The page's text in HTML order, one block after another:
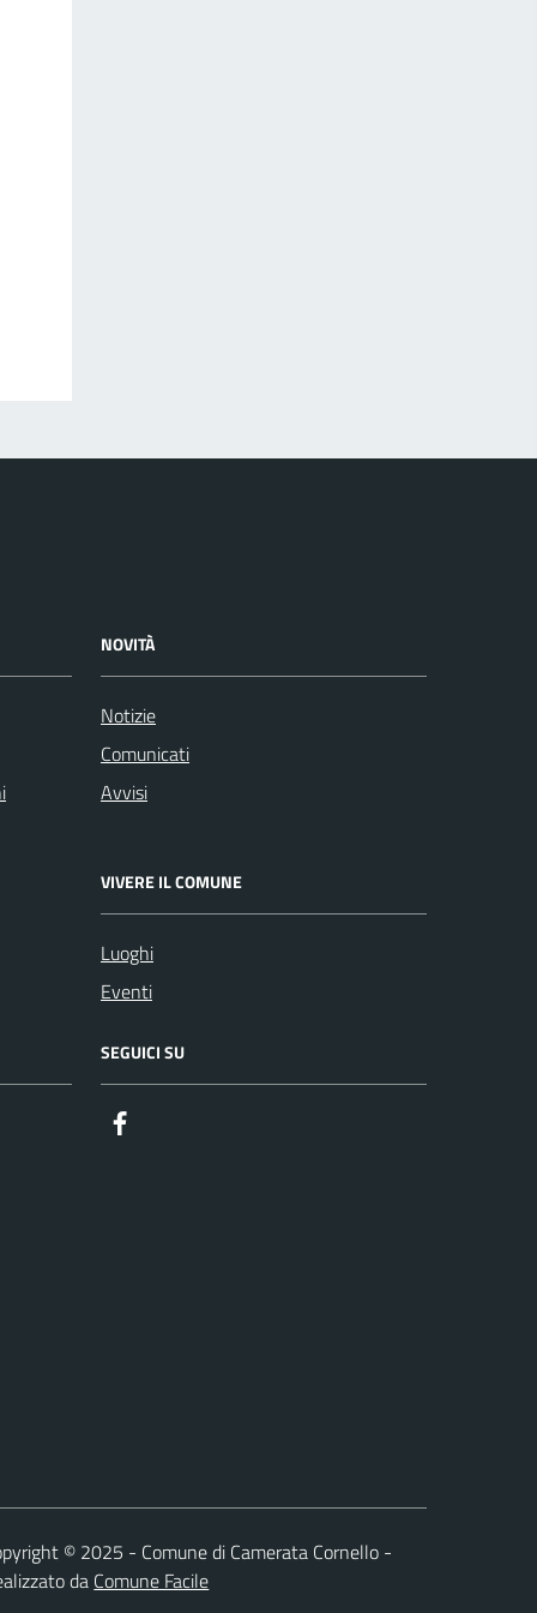
NOVITÀ
Notizie
Comunicati
Avvisi
VIVERE IL COMUNE
Luoghi
Eventi
SEGUICI SU
© 2025 - Comune di Camerata Cornello -
da Comune Facile